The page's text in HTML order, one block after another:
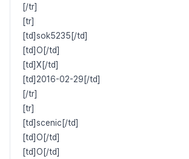
[/tr]
[tr]
[td]sok5235[/td]
[td]O[/td]
[td]X[/td]
[td]2016-02-29[/td]
[/tr]
[tr]
[td]scenic[/td]
[td]O[/td]
[td]O[/td]